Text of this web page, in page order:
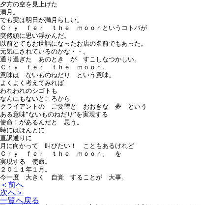
夕方の空を見上げた
満月。
でも実は明日が満月らしい。
Ｃｒｙ ｆｅｒ ｔｈｅ ｍｏｏｎというコトバが
突然頭に思い浮かんだ。
以前とてもお世話になったお店の名前でもあった。
元気にされているのかな・・。
通り過ぎた あのとき が すこしなつかしい。
Ｃｒｙ ｆｅｒ ｔｈｅ ｍｏｏｎ。
意味は ないものねだり という意味。
よくよく考えてみれば
われわれのシゴトも
なんにもないところから
クライアントの ご要望と おおきな 夢 という
ある意味”ないものねだり”を実現する
使命！があるんだと 思う。
時にはほんとに
直訳通りに
月に向かって 叫びたい！ こともあるけれど
Ｃｒｙ ｆｅｒ ｔｈｅ ｍｏｏｎ。 を
実現する 使命。
２０１１年１月。
今一度 大きく 自覚 することが 大事。
＜前へ
次へ＞
一覧へ戻る